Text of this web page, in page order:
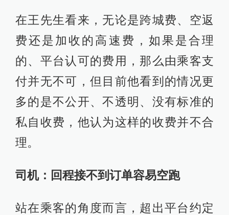
在王先生看来，无论是跨城费、空返
费还是加收的高速费，如果是合理
的、平台认可的费用，那么由乘客支
付并无不可，但目前他看到的情况更
多的是不公开、不透明、没有标准的
私自收费，他认为这样的收费并不合
理。
司机：回程接不到订单容易空跑
站在乘客的角度而言，超出平台约定